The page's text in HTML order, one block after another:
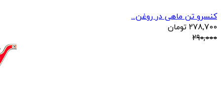
کنسرو تن ماهی در روغن...
278,700 تومان
290,000